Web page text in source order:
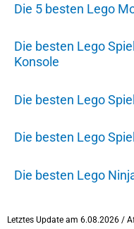
Die 5 besten Lego
Die besten Lego
Konsole
Die besten Lego
Die besten Lego
Die besten Lego
Letztes Update am 6.08.2026 /